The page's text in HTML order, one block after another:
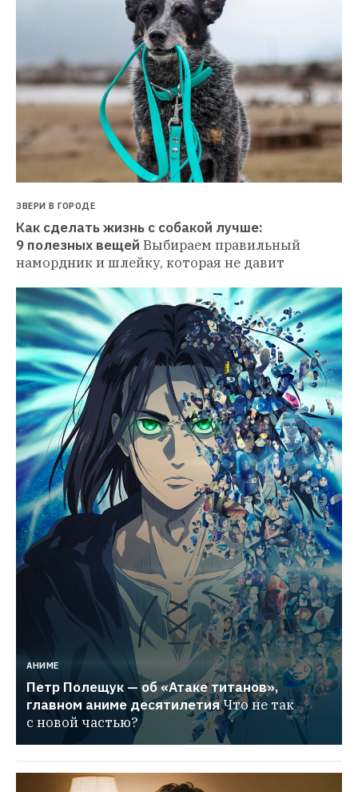
ЗВЕРИ В ГОРОДЕ
Как сделать жизнь с собакой лучше:
9 полезных вещей Выбираем правильный
намордник и шлейку, которая не давит
АНИМЕ
Петр Полещук — об «Атаке титанов»,
главном аниме десятилетияЧто не так
с новой частью?